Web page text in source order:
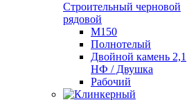
Строительный черновой
рядовой
М150
Полнотелый
Двойной камень 2,1
НФ / Двушка
Рабочий